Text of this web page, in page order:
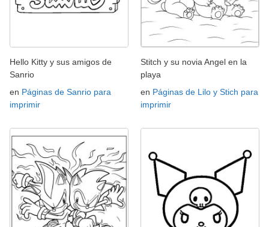
Hello Kitty y sus amigos de
Sanrio
en Páginas de Sanrio para
imprimir
Stitch y su novia Angel en la
playa
en Páginas de Lilo y Stich para
imprimir